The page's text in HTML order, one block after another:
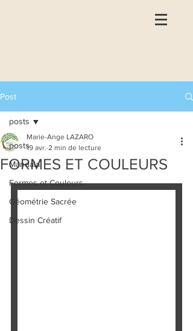
Post
posts
Mandala
Formes et Couleurs
Géométrie Sacrée
Dessin Créatif
posts
FORMES ET COULEURS
Marie-Ange LAZARO
19 avr. 2 min de lecture